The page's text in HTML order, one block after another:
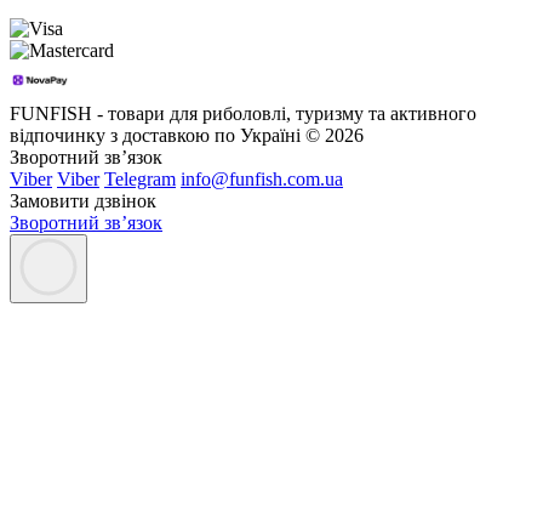
FUNFISH - товари для риболовлі, туризму та активного
відпочинку з доставкою по Україні © 2026
Зворотний зв’язок
Viber Viber Telegram info@funfish.com.ua
Замовити дзвінок
Зворотний зв’язок